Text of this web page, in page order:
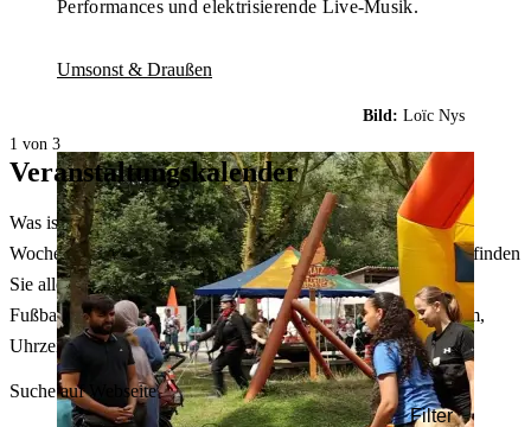
Performances und elektrisierende Live-Musik.
Umsonst & Draußen
Bild: Loïc Nys
1 von 3
Veranstaltungskalender
Was ist heute in Dortmund los? Welche Konzerte gibt es am
Wochenende? Im größten Veranstaltungskalender Dortmunds finden
Sie alle Events – von der Stadt- oder Museumsführung übers
Fußballspiel bis zum Flohmarkt. Sie können dabei nach Datum,
Uhrzeit, Ort oder Art der Veranstaltung auswählen. Viel Spaß!
Suche auf Webseite
Filter